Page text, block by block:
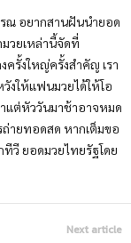
รณ อยากสานฝันนำยอด
วยเหล่านี้จัดที่
ครั้งใหญ่ครั้งสำคัญ เรา
งให้แฟนมวยได้ให้โอ
แต่หัววันมาช้าอาจหมด
ายทอดสด หากเต็มขอ
ยอดมวยไทยรัฐโดย
Next article